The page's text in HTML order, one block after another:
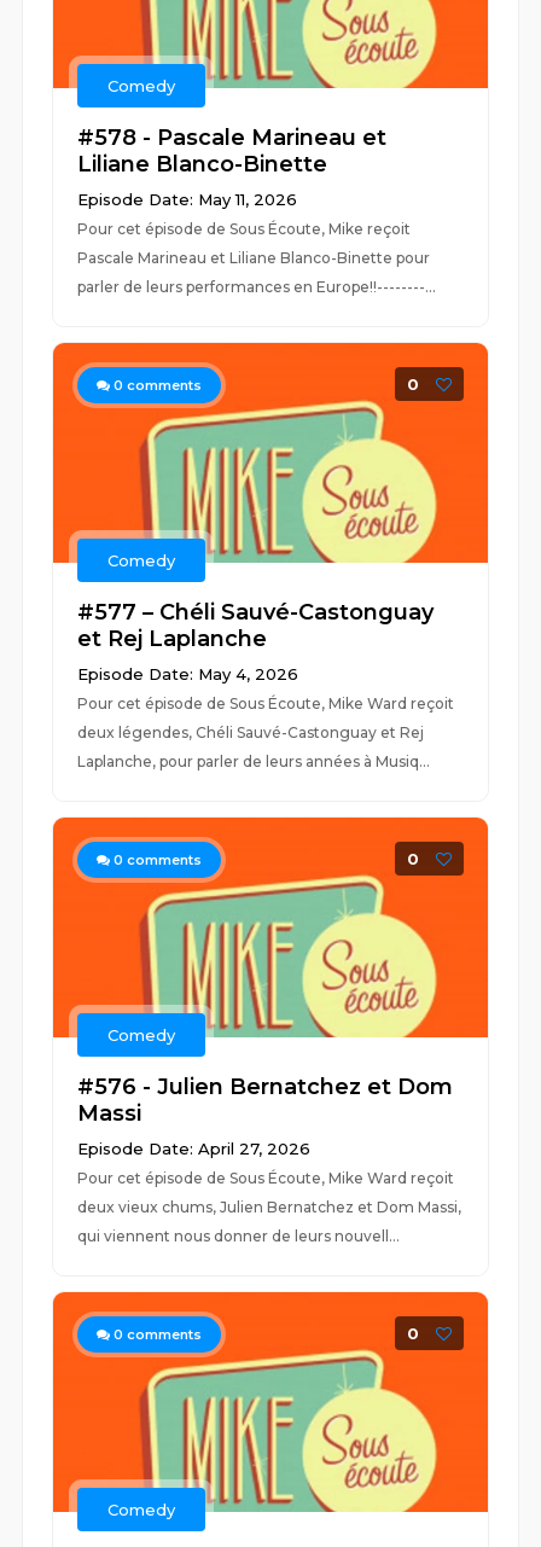
Comedy
#578 - Pascale Marineau et
Liliane Blanco-Binette
Episode Date: May 11, 2026
Pour cet épisode de Sous Écoute, Mike reçoit
Pascale Marineau et Liliane Blanco-Binette pour
parler de leurs performances en Europe!!--------...
0 comments 0
Comedy
#577 – Chéli Sauvé-Castonguay
et Rej Laplanche
Episode Date: May 4, 2026
Pour cet épisode de Sous Écoute, Mike Ward reçoit
deux légendes, Chéli Sauvé-Castonguay et Rej
Laplanche, pour parler de leurs années à Musiq...
0 comments 0
Comedy
#576 - Julien Bernatchez et Dom
Massi
Episode Date: April 27, 2026
Pour cet épisode de Sous Écoute, Mike Ward reçoit
deux vieux chums, Julien Bernatchez et Dom Massi,
qui viennent nous donner de leurs nouvell...
0 comments 0
Comedy